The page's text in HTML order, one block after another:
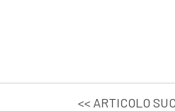
<< ARTICOLO